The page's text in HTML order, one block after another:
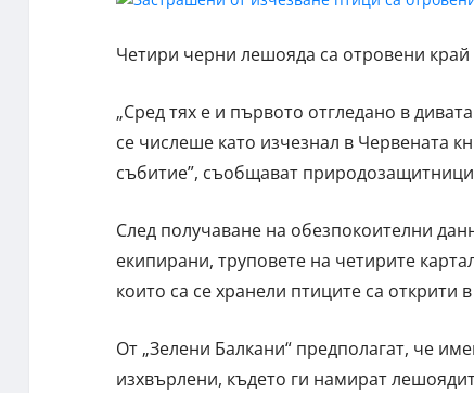
Четири черни лешояда са отровени
„Сред тях е и първото отгледано в
се числеше като изчезнал в Червената
събитие”, съобщават
След получаване на обезпокоителни
екипирани, труповете на четирите
които са се хранели птиците са
От „Зелени Балкани“ предполагат, че
изхвърлени, където ги намират